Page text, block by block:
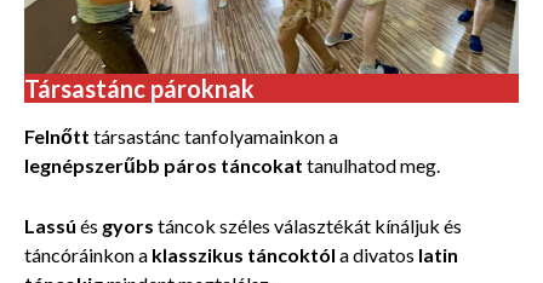
Társastánc pároknak
Felnőtt társastánc tanfolyamainkon a
legnépszerűbb páros táncokat tanulhatod meg.
Lassú és gyors táncok széles választékát kínáljuk és
táncóráinkon a klasszikus táncoktól a divatos latin